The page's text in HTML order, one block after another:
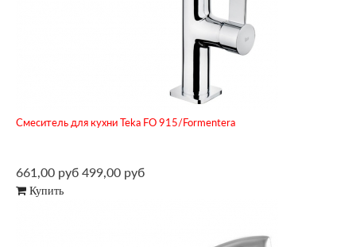
Смеситель для кухни Teka FO 915/Formentera
661,00 руб 499,00 руб
Купить